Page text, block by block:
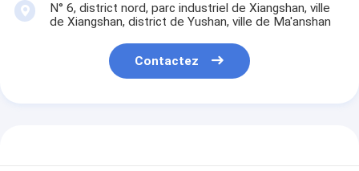
N° 6, district nord, parc industriel de Xiangshan, ville
de Xiangshan, district de Yushan, ville de Ma'anshan
Contactez